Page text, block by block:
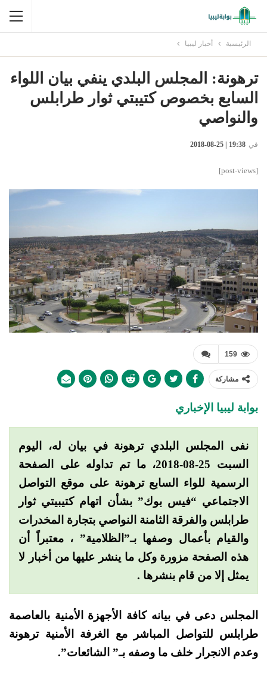
الرئيسية أخبار ليبيا
ترهونة: المجلس البلدي ينفي بيان اللواء
السابع بخصوص كتيبتي ثوار طرابلس
والنواصي
في 19:38 | 25-08-2018
[post-views]
159
مشاركة
بوابة ليبيا الإخباري
نفى المجلس البلدي ترهونة في بيان له، اليوم
السبت 25-08-2018، ما تم تداوله على الصفحة
الرسمية للواء السابع ترهونة على موقع التواصل
الاجتماعي “فيس بوك” بشأن اتهام كتيبيتي ثوار
طرابلس والفرقة الثامنة النواصي بتجارة المخدرات
والقيام بأعمال وصفها بـ”الظلامية” ، معتبراً أن
هذه الصفحة مزورة وكل ما ينشر عليها من أخبار لا
يمثل إلا من قام بنشرها .
المجلس دعى في بيانه كافة الأجهزة الأمنية بالعاصمة
طرابلس للتواصل المباشر مع الغرفة الأمنية ترهونة
وعدم الانجرار خلف ما وصفه بـ” الشائعات”.